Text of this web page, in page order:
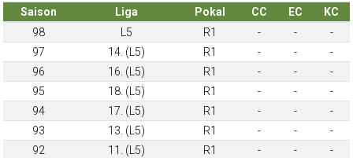
Saison Liga Pokal CC EC
KC
98
L5 R1 - -
-
97
14. (L5) R1 - -
-
96
16. (L5) R1 - -
-
95
18. (L5) R1 - -
-
94
17. (L5) R1 - -
-
93
13. (L5) R1 - -
-
92
11. (L5) R1 - - -